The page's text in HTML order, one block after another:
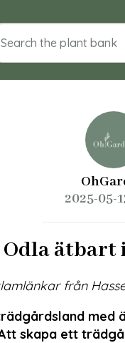
2025-05-
Odla ätbart
från
med
skapa ett